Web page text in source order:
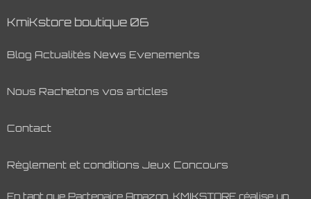
KmiKstore boutique 06
Blog Actualités News Evenements
Nous Rachetons vos articles
Contact
Règlement et conditions Jeux Concours
En tant que Partenaire Amazon, KMIKSTORE réalise un